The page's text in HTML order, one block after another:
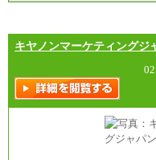
キヤノンマーケティングジ